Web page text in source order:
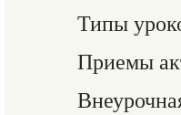
Типы
Приемы